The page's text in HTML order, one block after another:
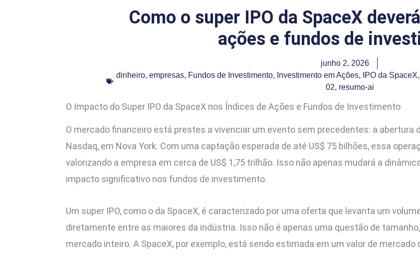
Como o super IPO da SpaceX
ações e fundos de
junho 2, 2026
dinheiro, empresas, Fundos de Investimento, Investimento em Ações, IPO da SpaceX,
02, resumo-ai
O Impacto do Super IPO da SpaceX nos Índices de Ações e Fundos de Investimento
O mercado financeiro está prestes a vivenciar um evento sem precedentes: a abertura
Nasdaq, em Nova York. Com uma captação esperada de até US$ 75 bilhões, essa
valorizando a empresa em cerca de US$ 1,75 trilhão. Isso não apenas mudará a
impacto significativo nos fundos de investimento.
Um super IPO, como o da SpaceX, é caracterizado por uma oferta que levanta um
diretamente entre as maiores da indústria. Isso não é apenas uma questão de
mercado inteiro. A SpaceX, por exemplo, está sendo estimada em um valor de